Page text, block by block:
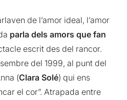
de l’amor ideal, l’amor
parla dels amors que fan
escrit des del rancor.
del 1999, al punt del
(Clara Solé) qui ens
el cor”. Atrapada entre